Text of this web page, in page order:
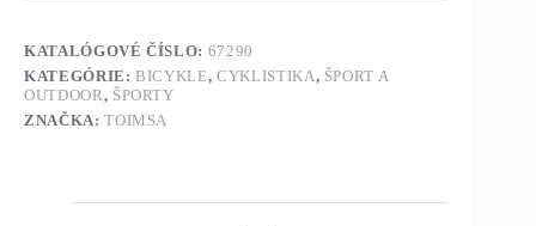
KATALÓGOVÉ ČÍSLO: 67290
KATEGÓRIE:BICYKLE,CYKLISTIKA, ŠPORT A
OUTDOOR , ŠPORTY
ZNAČKA:TOIMSA